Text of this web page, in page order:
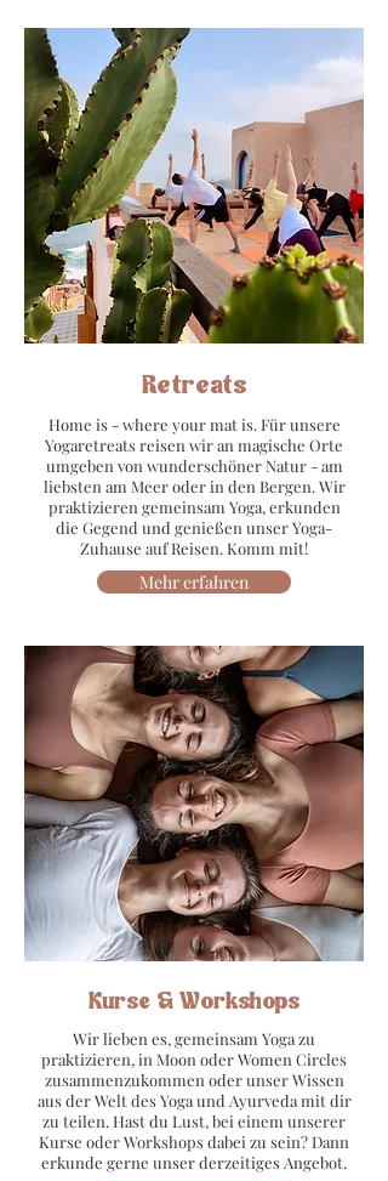
Retreats
Home is - where your mat is. Für unsere
Yogaretreats reisen wir an magische Orte
umgeben von wunderschöner Natur - am
liebsten am Meer oder in den Bergen. Wir
praktizieren gemeinsam Yoga, erkunden
die Gegend und genießen unser Yoga-
Zuhause auf Reisen. Komm mit!
Mehr erfahren
Kurse & Workshops
Wir lieben es, gemeinsam Yoga zu
praktizieren, in Moon oder Women Circles
zusammenzukommen oder unser Wissen
aus der Welt des Yoga und Ayurveda mit dir
zu teilen. Hast du Lust, bei einem unserer
Kurse oder Workshops dabei zu sein? Dann
erkunde gerne unser derzeitiges Angebot.